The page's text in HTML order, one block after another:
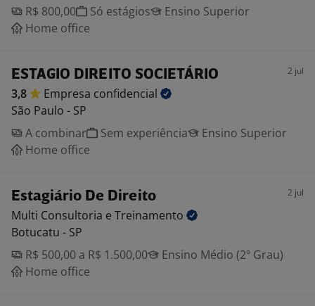
R$ 800,00
Só estágios
Ensino Superior
Home office
ESTAGIO DIREITO SOCIETÁRIO 2 jul
3,8 Empresa confidencial
São Paulo - SP
A combinar
Sem experiência
Ensino Superior
Home office
Estagiário De Direito 2 jul
Multi Consultoria e Treinamento
Botucatu - SP
R$ 500,00 a R$ 1.500,00
Ensino Médio (2º Grau)
Home office